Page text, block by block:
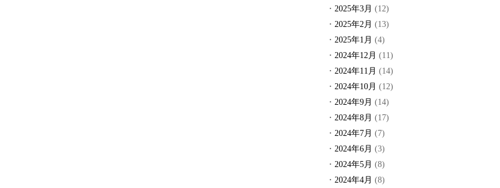
2025年3月 (12)
2025年2月 (13)
2025年1月 (4)
2024年12月 (11)
2024年11月 (14)
2024年10月 (12)
2024年9月 (14)
2024年8月 (17)
2024年7月 (7)
2024年6月 (3)
2024年5月 (8)
2024年4月 (8)